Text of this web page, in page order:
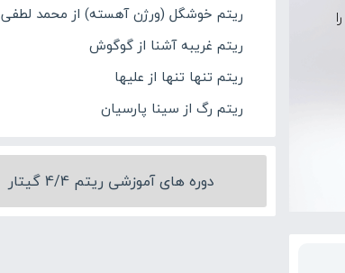
را
ریتم خوشگل (ورژن آهسته) از محمد لطفی
ریتم غریبه آشنا از گوگوش
ریتم تنها تنها از علیها
ریتم رگ از سینا پارسیان
دوره های آموزشی ریتم 4/4 گیتار